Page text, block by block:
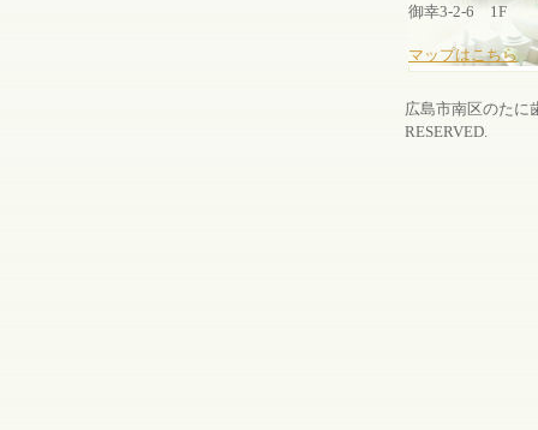
御幸3-2-6 1F
マップはこちら
広島市南区のたに
RESERVED.